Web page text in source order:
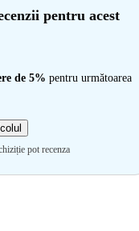
pentru acest
de 5% pentru următoarea
pot recenza